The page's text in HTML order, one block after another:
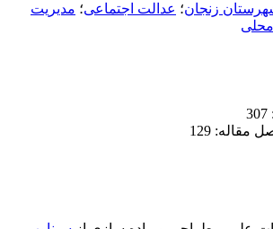
زنجان؛ عدالت اجتماعی؛ مدیریت
مقاله: 129